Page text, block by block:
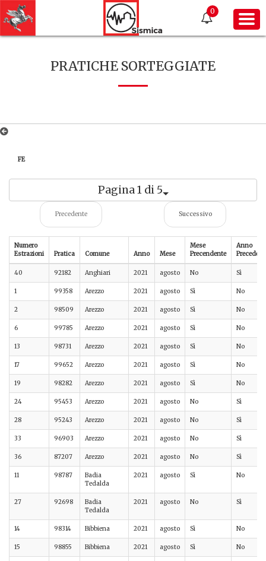
0
PRATICHE SORTEGGIATE
FE
Pagina 1 di 5
Precedente Successivo
Numero
Estrazioni
Pratica Comune Anno Mese
Mese
Precendente
Anno
40 92182 Anghiari 2021 agosto No Sì
1 99358 Arezzo 2021 agosto Sì No
2 98509 Arezzo 2021 agosto Sì No
6 99785 Arezzo 2021 agosto Sì No
13 98731 Arezzo 2021 agosto Sì No
17 99652 Arezzo 2021 agosto Sì No
19 98282 Arezzo 2021 agosto Sì No
24 95453 Arezzo 2021 agosto No Sì
28 95243 Arezzo 2021 agosto No Sì
33 96903 Arezzo 2021 agosto No Sì
36 87207 Arezzo 2021 agosto No Sì
11 98787
Badia
Tedalda
2021 agosto Sì No
27 92698
Badia
Tedalda
2021 agosto No Sì
14 98314 Bibbiena 2021 agosto Sì No
15 98855 Bibbiena 2021 agosto Sì No